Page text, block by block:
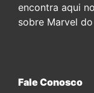
encontra aqui
sobre Marvel do
Fale Conosco